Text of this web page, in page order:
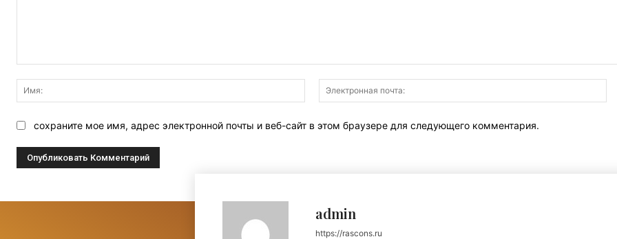
Имя:
сохраните мое имя, адрес электронной почты и веб-сайт в этом браузере для следующего комментария.
admin
https://rascons.ru